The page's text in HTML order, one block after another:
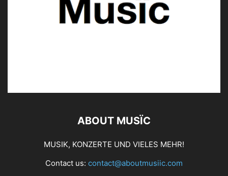
ABOUT MUSÏC
MUSIK, KONZERTE UND VIELES MEHR!
Contact us: contact@aboutmusiic.com